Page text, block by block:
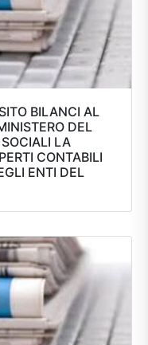
BILANCI AL
DEL
LA
CONTABILI
ENTI DEL